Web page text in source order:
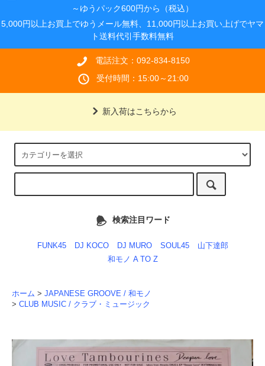
～ゆうパック600円から（税込）
5,000円以上お買上でゆうメール無料、11,000円以上お買い上げでヤマ
ト送料代引手数料無料
電話注文：092-834-8150
受付時間：15:00～21:00
新入荷はこちらから
検索注目ワード
FUNK45 DJ KOCO DJ MURO SOUL45
山下達郎
和モノ A TO Z
ホーム > JAPANESE GROOVE / 和モノ
> CLUB MUSIC / クラブ・ミュージック